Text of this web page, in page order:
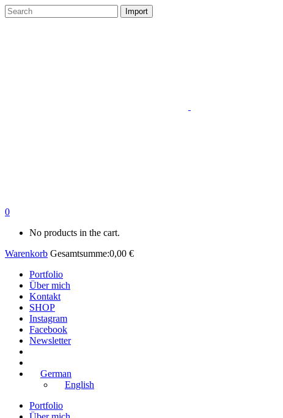
0
No products in the cart.
Warenkorb Gesamtsumme:0,00 €
Portfolio
Über mich
Kontakt
SHOP
Instagram
Facebook
Newsletter
German
English
Portfolio